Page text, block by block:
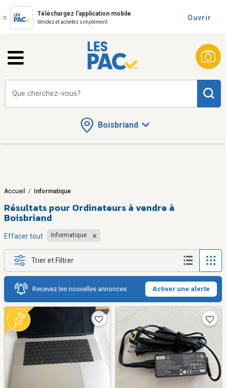
Téléchargez l'application mobile
Vendez et achetez simplement
Ouvrir
Boisbriand
Que cherchez-vous?
Accueil / Informatique
Résultats pour Ordinateurs à vendre à
Boisbriand
Effacer tout Informatique
Trier et Filtrer
Recevez les nouvelles annonces Activer une alerte